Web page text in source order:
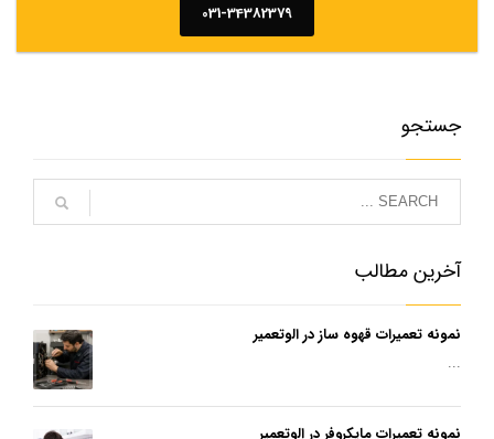
031-34382379
جستجو
آخرین مطالب
نمونه تعمیرات قهوه ساز در الوتعمیر
...
نمونه تعمیرات مایکروفر در الوتعمیر